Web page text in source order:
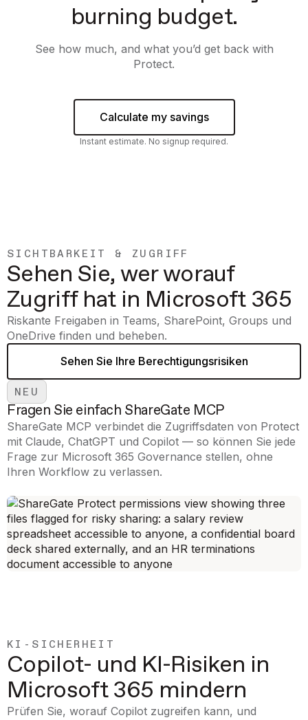
burning budget.
See how much, and what you’d get back with
Protect.
Calculate my savings
Instant estimate. No signup required.
SICHTBARKEIT & ZUGRIFF
Sehen Sie, wer worauf
Zugriff hat in Microsoft 365
Riskante Freigaben in Teams, SharePoint, Groups und
OneDrive finden und beheben.
Sehen Sie Ihre Berechtigungsrisiken
NEU
Fragen Sie einfach ShareGate MCP
ShareGate MCP verbindet die Zugriffsdaten von Protect
mit Claude, ChatGPT und Copilot — so können Sie jede
Frage zur Microsoft 365 Governance stellen, ohne
Ihren Workflow zu verlassen.
KI-SICHERHEIT
Copilot- und KI-Risiken in
Microsoft 365 mindern
Prüfen Sie, worauf Copilot zugreifen kann, und